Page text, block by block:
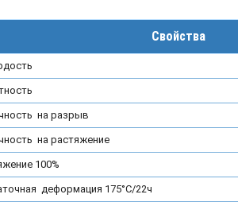
Свойства
на разрыв
на растяжение
100%
деформация 175°С/22ч